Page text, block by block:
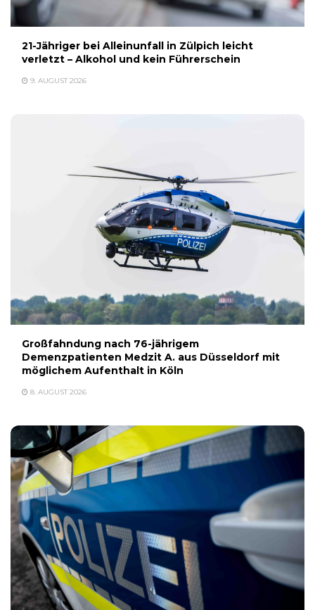
21-Jähriger bei Alleinunfall in Zülpich leicht
verletzt – Alkohol und kein Führerschein
9. AUGUST 2026
Großfahndung nach 76-jährigem
Demenzpatienten Medzit A. aus Düsseldorf mit
möglichem Aufenthalt in Köln
8. AUGUST 2026